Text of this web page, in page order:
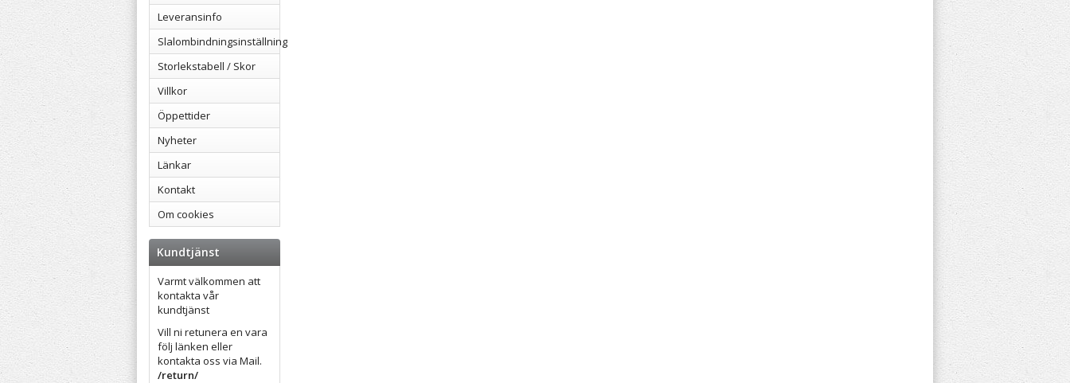
Leveransinfo
Slalombindningsinställning
Storlekstabell / Skor
Villkor
Öppettider
Nyheter
Länkar
Kontakt
Om cookies
Kundtjänst
Varmt välkommen att
kontakta vår
kundtjänst
Vill ni retunera en vara
följ länken eller
kontakta oss via Mail.
/return/